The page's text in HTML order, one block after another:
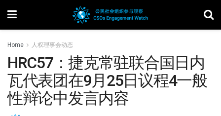
Home 人权理事会动态
HRC57：捷克常驻联合国日内
瓦代表团在9月25日议程4一般
性辩论中发言内容